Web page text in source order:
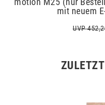
mit neuem
UVP